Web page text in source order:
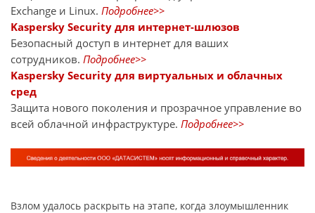
Exchange и Linux. Подробнее>>
Kaspersky Security для интернет-шлюзов
Безопасный доступ в интернет для ваших
сотрудников. Подробнее>>
Kaspersky Security для виртуальных и облачных
сред
Защита нового поколения и прозрачное управление во
всей облачной инфраструктуре. Подробнее>>
Взлом удалось раскрыть на этапе, когда злоумышленник